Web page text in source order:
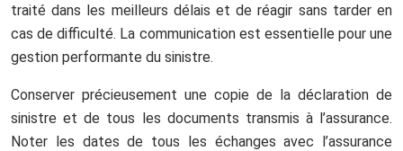
traité dans les meilleurs délais et de réagir sans tarder en
cas de difficulté. La communication est essentielle pour une
gestion performante du sinistre.
Conserver précieusement une copie de la déclaration de
sinistre et de tous les documents transmis à l’assurance.
Noter les dates de tous les échanges avec l’assurance